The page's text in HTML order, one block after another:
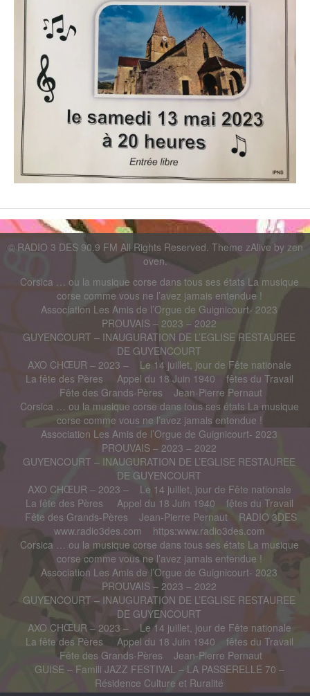
© RADIO 3 DES 90.9 FM All Rights Reserved. Theme zAlive by zen
oven.
Corsica … ou la musique corse dans tous ses états La musique
corse comme vous ne l’avez jamais entendue !
Association Les Amis de l’Orgue de Guignicourt- 2023
PROUVAIS – 2023 – 2022
GUYENCOURT – INAUGURATION DE L’EGLISE RESTAUREE
DE GUYENCOURT
AXO CHŒUR – 2023 –
Le 14 juillet, jour de Fête nationale
La fête des Pères
Appel du 18 Juin 1940
fêtes du Travail
Fête des Grands-Pères
Jean-Pierre Pernaut
Corsica … ou la musique corse dans tous ses états La musique
corse comme vous ne l’avez jamais entendue !
Association Les Amis de l’Orgue de Guignicourt- 2023
PROUVAIS – 2023 – 2022
GUYENCOURT – INAUGURATION DE L’EGLISE RESTAUREE
DE GUYENCOURT
AXO CHŒUR – 2023 –
Le 14 juillet, jour de Fête nationale
La fête des Pères
Appel du 18 Juin 1940
fêtes du Travail
Fête des Grands-Pères
Jean-Pierre Pernaut
RADIO 3DES
www.radio3des.com
https:www.radio3des.com
Corsica … ou la musique corse dans tous ses états La musique
corse comme vous ne l’avez jamais entendue !
Association Les Amis de l’Orgue de Guignicourt- 2023
PROUVAIS – 2023 – 2022
GUYENCOURT – INAUGURATION DE L’EGLISE RESTAUREE
DE GUYENCOURT
AXO CHŒUR – 2023 –
Le 14 juillet, jour de Fête nationale
La fête des Pères
Appel du 18 Juin 1940
fêtes du Travail
Fête des Grands-Pères
Jean-Pierre Pernaut
GUISE – Famili JAZZ FESTIVAL – LA PASSERELLE 70 –
Résidence Culture et Ruralité